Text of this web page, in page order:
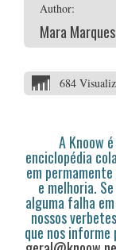
Author:
Mara Marques
684
A Knoow
enciclopédia
em
e melhoria.
alguma falha
nossos
que nos informe